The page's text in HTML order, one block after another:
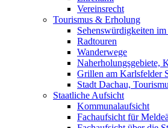
Vereinsrecht
Tourismus & Erholung
Sehenswürdigkeiten
Radtouren
Wanderwege
Naherholungsgebiete,
Grillen am Karlsfelder
Stadt Dachau,
Staatliche Aufsicht
Kommunalaufsicht
Fachaufsicht für